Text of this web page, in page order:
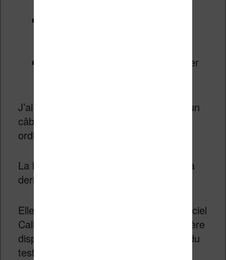
Un stockage suffisant pour stocker
J’ai aussi testé la connexion USB (via un
câble USB-C -> USB) avec mon
ordinateur.
La liseuse est très bien reconnue par la
dernière version de Windows 10.
Elle est également reconnue par le logiciel
Calibre dans sa version 5.29 – la dernière
disponible au moment de la rédaction du
test de la liseuse.